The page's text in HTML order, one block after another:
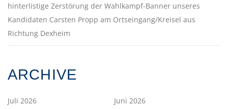
hinterlistige Zerstörung der Wahlkampf-Banner unseres
Kandidaten Carsten Propp am Ortseingang/Kreisel aus
Richtung Dexheim
ARCHIVE
Juli 2026
Juni 2026